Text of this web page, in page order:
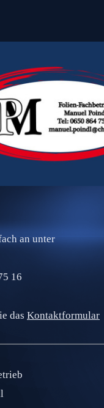
an unter
16
das Kontaktformular